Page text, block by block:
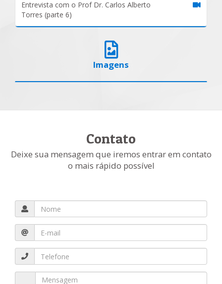
Entrevista com o Prof Dr. Carlos Alberto
Torres (parte 6)
Imagens
Contato
Deixe sua mensagem que iremos entrar em contato
o mais rápido possível